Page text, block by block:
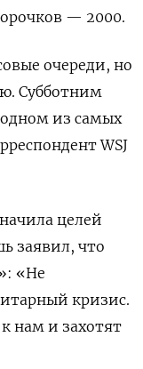
— 2000.
очереди, но
Субботним
из самых
WSJ
целей
заявил, что
«Не
кризис.
нам и захотят